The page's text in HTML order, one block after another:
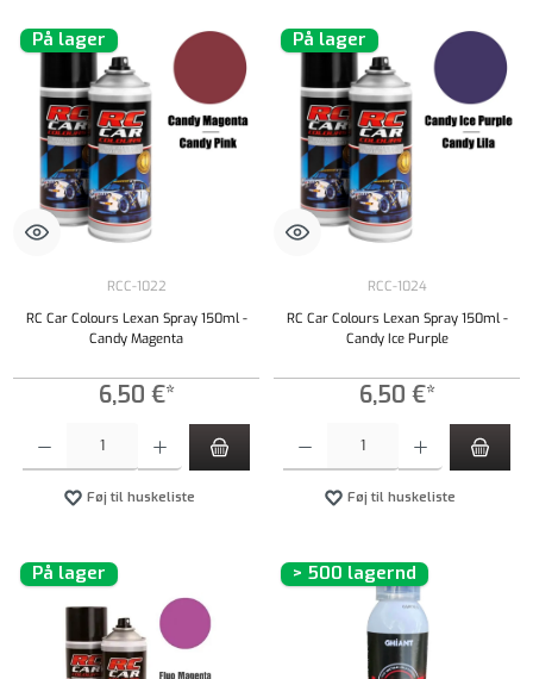
På lager
RCC-1022
RC Car Colours Lexan Spray 150ml -
Candy Magenta
6,50 €*
Føj til huskeliste
På lager
RCC-1024
RC Car Colours Lexan Spray 150ml -
Candy Ice Purple
6,50 €*
Føj til huskeliste
På lager > 500 lagernd